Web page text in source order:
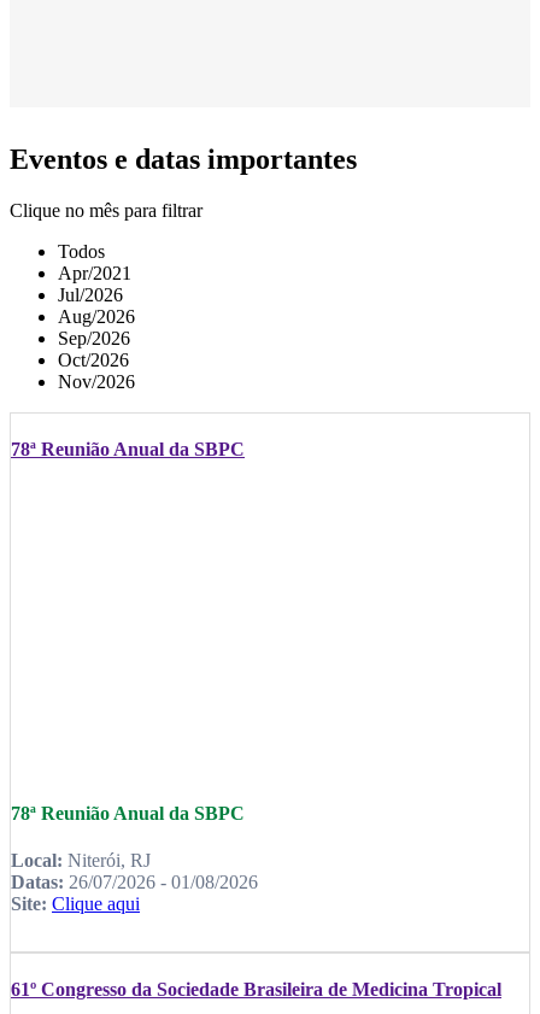
Eventos e datas importantes
Clique no mês para filtrar
Todos
Apr/2021
Jul/2026
Aug/2026
Sep/2026
Oct/2026
Nov/2026
78ª Reunião Anual da SBPC
78ª Reunião Anual da SBPC
Local: Niterói, RJ
Datas: 26/07/2026 - 01/08/2026
Site: Clique aqui
61º Congresso da Sociedade Brasileira de Medicina Tropical